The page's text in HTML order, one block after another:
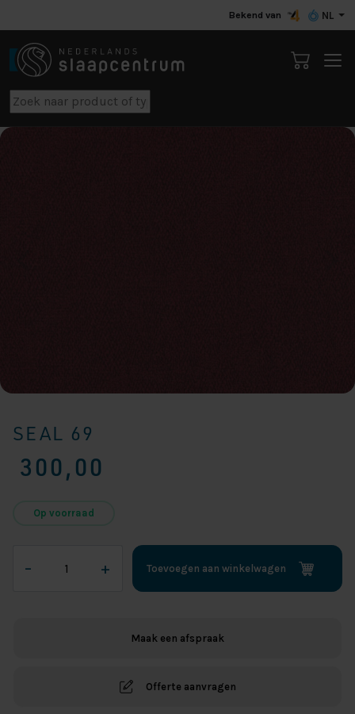
Bekend van NL
SEAL 69
300,00
Op voorraad
–
69
+ Toevoegen aan winkelwagen
Maak een afspraak
Offerte aanvragen